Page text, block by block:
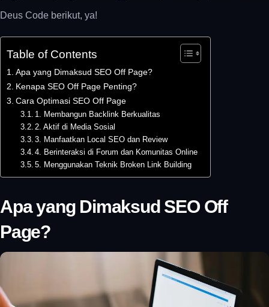
Deus Code berikut, ya!
Table of Contents
Apa yang Dimaksud SEO Off Page?
Kenapa SEO Off Page Penting?
Cara Optimasi SEO Off Page
1. Membangun Backlink Berkualitas
2. Aktif di Media Sosial
3. Manfaatkan Local SEO dan Review
4. Berinteraksi di Forum dan Komunitas Online
5. Menggunakan Teknik Broken Link Building
Apa yang Dimaksud SEO Off
Page?